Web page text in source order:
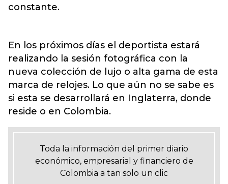
constante.
En los próximos días el deportista estará
realizando la sesión fotográfica con la
nueva colección de lujo o alta gama de esta
marca de relojes. Lo que aún no se sabe es
si esta se desarrollará en Inglaterra, donde
reside o en Colombia.
Toda la información del primer diario
económico, empresarial y financiero de
Colombia a tan solo un clic